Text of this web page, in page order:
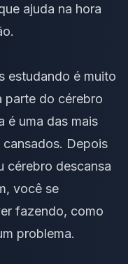
ajuda na hora
estudando é muito
parte do cérebro
é uma das mais
Depois
cérebro descansa
você se
fazendo, como
problema.